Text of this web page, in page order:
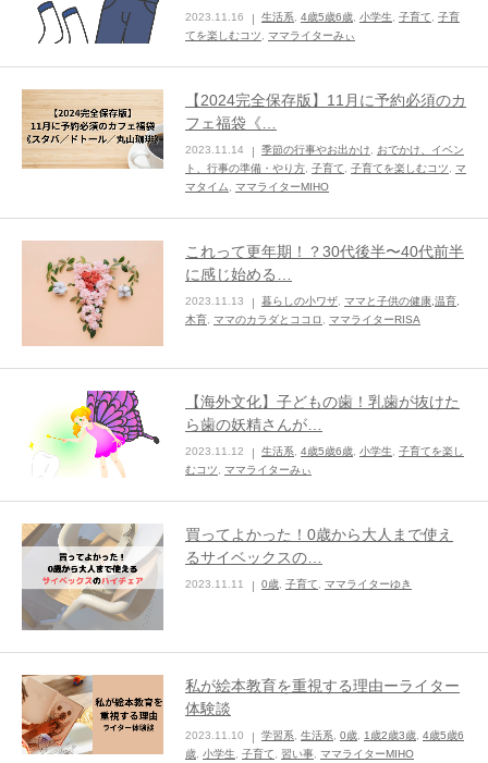
2023.11.16 生活系 4歳5歳6歳 小学生 子育て
子育
てを楽しむコツ
ママライターみぃ
【2024完全保存版】11月に予約必須のカ
フェ福袋《…
2023.11.14 季節の行事やお出かけ
おでかけ、イベン
ト、行事の準備・やり方 子育て 子育てを楽しむコツ
マ
マタイム
ママライターMIHO
これって更年期！？30代後半〜40代前半
に感じ始める…
2023.11.13 暮らしの小ワザ ママと子供の健康,温育,
木育 ママのカラダとココロ ママライターRISA
【海外文化】子どもの歯！乳歯が抜けた
ら歯の妖精さんが…
2023.11.12 生活系 4歳5歳6歳 小学生
子育てを楽し
むコツ
ママライターみぃ
買ってよかった！0歳から大人まで使え
るサイベックスの…
2023.11.11 0歳 子育て ママライターゆき
私が絵本教育を重視する理由ーライター
体験談
2023.11.10 学習系 生活系 0歳 1歳2歳3歳 4歳5歳6
歳 小学生 子育て 習い事 ママライターMIHO